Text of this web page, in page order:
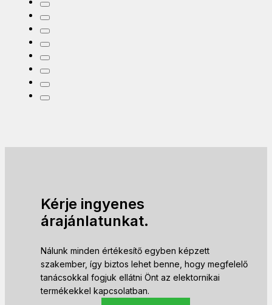
Kérje ingyenes
árajánlatunkat.
Nálunk minden értékesítő egyben képzett
szakember, így biztos lehet benne, hogy megfelelő
tanácsokkal fogjuk ellátni Önt az elektornikai
termékekkel kapcsolatban.